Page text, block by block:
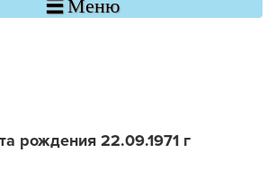
рождения 22.09.1971 г
Меню